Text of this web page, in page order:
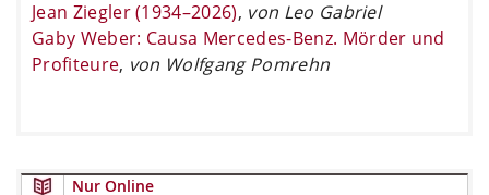
Jean Ziegler (1934–2026), von Leo Gabriel
Gaby Weber: Causa Mercedes-Benz. Mörder und
Profiteure, von Wolfgang Pomrehn
Nur Online